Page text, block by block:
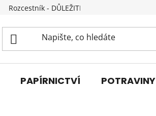
Rozcestník - DŮLEŽITÉ INFORMACE
PAPÍRNICTVÍ POTRAVINY